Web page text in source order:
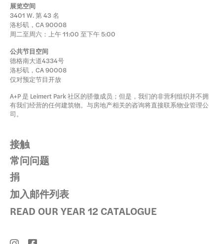
展览空间
3401 W. 第 43 名
洛杉矶，CA 90008
周二至周六：上午 11:00 至下午 5:00
公共节目空间
德格南大道4334号
洛杉矶，CA 90008
仅对预定节目开放
A+P 是 Leimert Park 社区的骄傲成员；但是，我们的非营利组织并不拥
有我们经营的任何建筑物。与房地产相关的咨询将直接联系物业管理公
司。
接触
常问问题
捐
加入邮件列表
READ OUR YEAR 12 CATALOGUE